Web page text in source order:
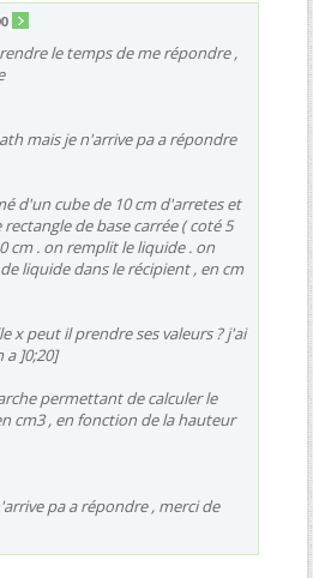
le temps de me répondre ,
mais je n'arrive pa a répondre
d'un cube de 10 cm d'arretes et
de base carrée ( coté 5
cm . on remplit le liquide . on
liquide dans le récipient , en cm
x peut il prendre ses valeurs ? j'ai
]0;20]
permettant de calculer le
cm3 , en fonction de la hauteur
pa a répondre , merci de